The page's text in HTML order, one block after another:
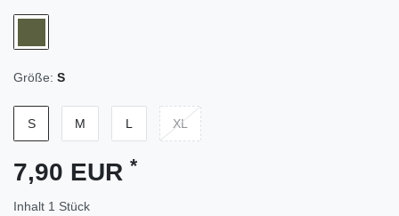
Größe: S
S M L XL
7,90 EUR *
Inhalt 1 Stück